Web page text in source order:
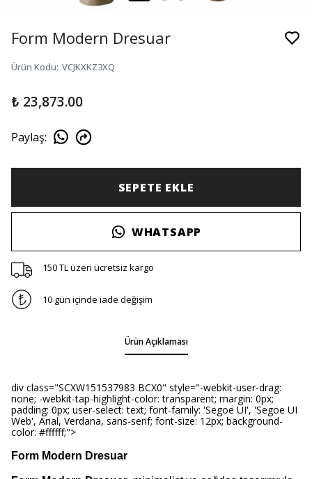
Form Modern Dresuar
Ürün Kodu: VCJKXKZ3XQ
₺ 23,873.00
Paylaş:
SEPETE EKLE
WHATSAPP
150 TL üzeri ücretsiz kargo
10 gün içinde iade değişim
Ürün Açıklaması
div class="SCXW151537983 BCX0" style="-webkit-user-drag:
none; -webkit-tap-highlight-color: transparent; margin: 0px;
padding: 0px; user-select: text; font-family: 'Segoe UI', 'Segoe UI
Web', Arial, Verdana, sans-serif; font-size: 12px; background-
color: #ffffff;">
Form Modern Dresuar